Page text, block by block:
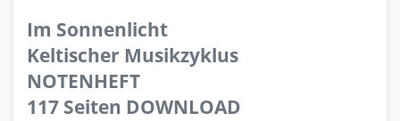
Im Sonnenlicht
Keltischer Musikzyklus
NOTENHEFT
117 Seiten DOWNLOAD